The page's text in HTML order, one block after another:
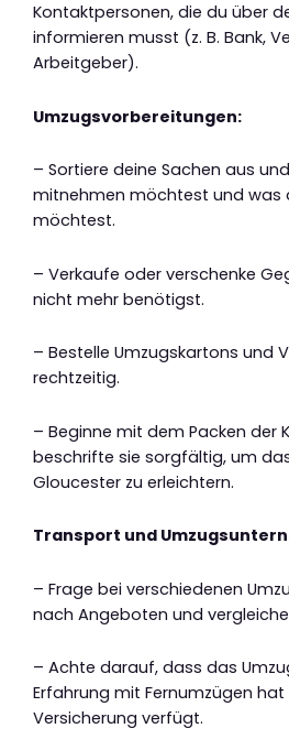
Kontaktpersonen, die du über
informieren musst (z. B. Bank,
Arbeitgeber).
Umzugsvorbereitungen:
– Sortiere deine Sachen aus
mitnehmen möchtest und was
möchtest.
– Verkaufe oder verschenke
nicht mehr benötigst.
– Bestelle Umzugskartons und
rechtzeitig.
– Beginne mit dem Packen der
beschrifte sie sorgfältig, um
Gloucester zu erleichtern.
Transport und
– Frage bei verschiedenen
nach Angeboten und
– Achte darauf, dass das
Erfahrung mit Fernumzügen
Versicherung verfügt.